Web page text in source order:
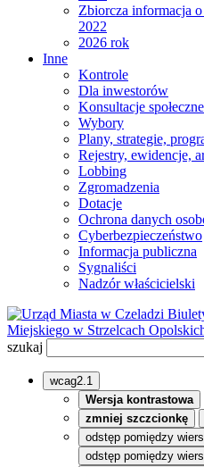
Zbiorcza informacja
2022
2026 rok
Inne
Kontrole
Dla inwestorów
Konsultacje społeczne
Wybory
Plany, strategie,
Rejestry, ewidencje,
Lobbing
Zgromadzenia
Dotacje
Ochrona danych
Cyberbezpieczeństwo
Informacja publiczna
Sygnaliści
Nadzór właścicielski
Miejskiego w Strzelcach
szukaj
wcag2.1
Wersja kontrastowa
zmniej szczcionkę
odstęp pomiędzy
odstęp pomiędzy